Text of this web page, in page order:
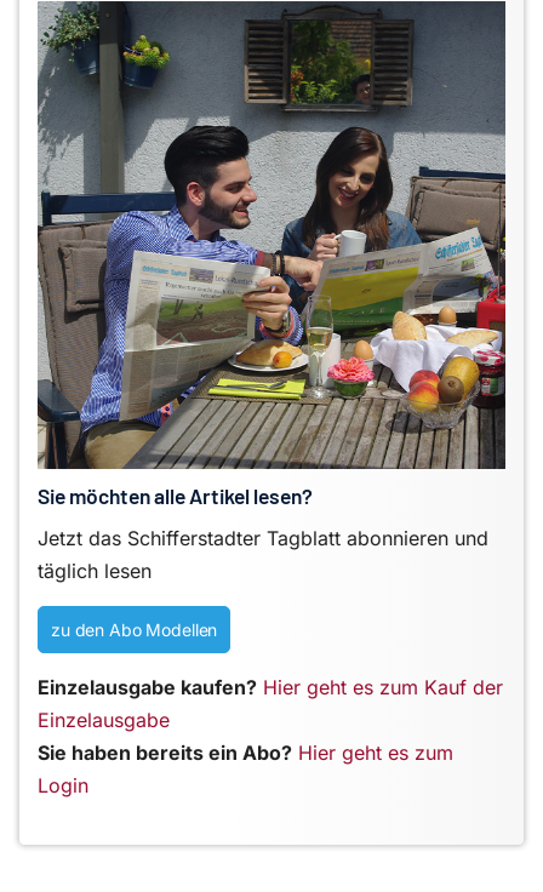
Sie möchten alle Artikel lesen?
Jetzt das Schifferstadter Tagblatt abonnieren und
täglich lesen
zu den Abo Modellen
Einzelausgabe kaufen? Hier geht es zum Kauf der
Einzelausgabe
Sie haben bereits ein Abo? Hier geht es zum
Login